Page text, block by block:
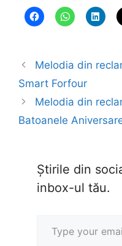
Melodia din
Smart Forfour
Melodia din
Batoanele
Știrile din
inbox-ul tău.